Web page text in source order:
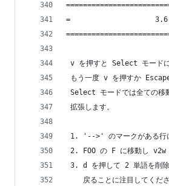
=                    3.6
v を押すと Select モードに
もう一度 v を押すか
Select モードでは全ての移
拡張します。
1. '-->' のマークがある行に
2. FOO の F に移動し v2w
3. d を押して 2 単語を削
戻ることに注目してくださ